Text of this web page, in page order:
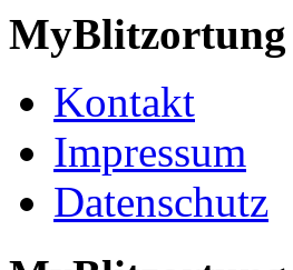
MyBlitzortung
Kontakt
Impressum
Datenschutz